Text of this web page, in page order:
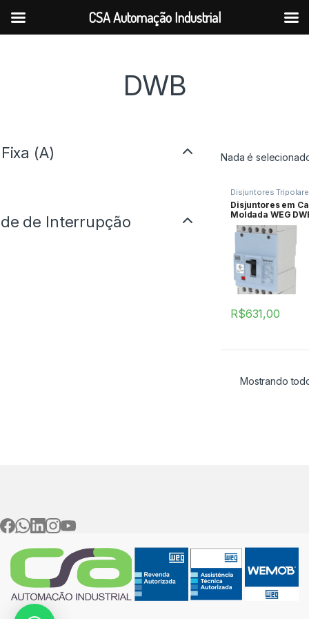
DWB
(A)
de Interrupção
Nada é
Disjuntores
Disjuntores em
Moldada WEG
DWB160B16-3DX
R$631,00
Mostrando
CSA Automação Industrial